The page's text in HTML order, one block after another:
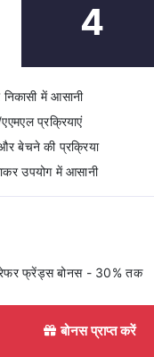
4
☆☆☆☆☆
★★★★★
निकासी में आसानी
एएमएल प्रक्रियाएं
फ्रेंड्स बोनस - 30% तक